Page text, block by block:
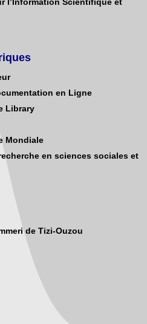
l’Information Scientifique et
en Ligne
Library
Mondiale
en sciences sociales et
de Tizi-Ouzou